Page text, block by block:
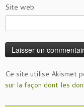
Site web
Ce site utilise Akismet
sur la façon dont les